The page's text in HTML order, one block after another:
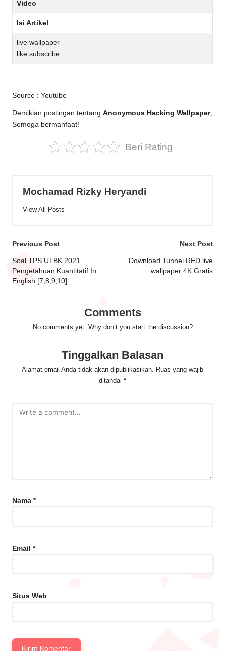
Video
Isi Artikel
live wallpaper
like subscribe
Source : Youtube
Demikian postingan tentang Anonymous Hacking Wallpaper,
Semoga bermanfaat!
Beri Rating
Mochamad Rizky Heryandi
View All Posts
Post
navigation
Previous Post
Soal TPS UTBK 2021
Pengetahuan Kuantitatif In
English [7,8,9,10]
Next Post
Download Tunnel RED live
wallpaper 4K Gratis
Comments
No comments yet. Why don’t you start the discussion?
Tinggalkan Balasan
Alamat email Anda tidak akan dipublikasikan.
Ruas yang wajib
ditandai *
Nama *
Email *
Situs Web